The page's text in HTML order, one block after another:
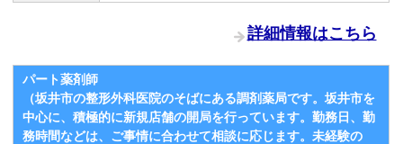
詳細情報はこちら
パート薬剤師
（坂井市の整形外科医院のそばにある調剤薬局です。坂井市を
中心に、積極的に新規店舗の開局を行っています。勤務日、勤
務時間などは、ご事情に合わせて相談に応じます。未経験の